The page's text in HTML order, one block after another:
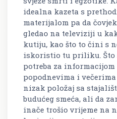
idealna kazeta s
materijalom pa da
gledao na televiziji u
kutiju, kao što to čini s
iskoristio tu priliku. Što
potreba za informacijom
popodnevima i
nizak položaj sa
budućeg smeća, ali da
inače trošio vrijeme na